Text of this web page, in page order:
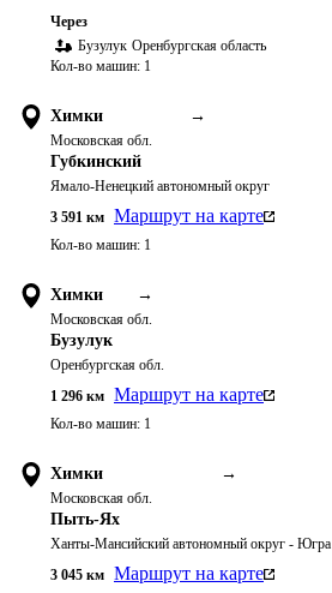
Через
Бузулук Оренбургская область
Кол-во машин: 1
Химки →
Московская обл.
Губкинский
Ямало-Ненецкий автономный округ
3 591 км Маршрут на карте
Кол-во машин: 1
Химки →
Московская обл.
Бузулук
Оренбургская обл.
1 296 км Маршрут на карте
Кол-во машин: 1
Химки →
Московская обл.
Пыть-Ях
Ханты-Мансийский автономный округ - Югра
3 045 км Маршрут на карте